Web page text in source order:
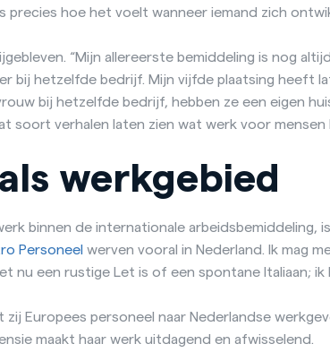
precies hoe het voelt wanneer iemand zich
“Mijn allereerste bemiddeling is nog
bij hetzelfde bedrijf. Mijn vijfde plaatsing heeft
bij hetzelfde bedrijf, hebben ze een eigen
soort verhalen laten zien wat werk voor mensen
werkgebied
binnen de internationale arbeidsbemiddeling,
Personeel werven vooral in Nederland. Ik mag
nu een rustige Let is of een spontane Italiaan; ik
Europees personeel naar Nederlandse
maakt haar werk uitdagend en afwisselend.